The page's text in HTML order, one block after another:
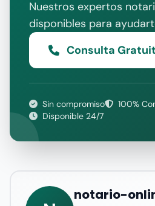
Nuestros expertos
disponibles para
Consulta
Sin compromiso
100%
Disponible 24/7
notario-